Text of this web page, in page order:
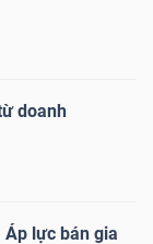
doanh
lực bán gia